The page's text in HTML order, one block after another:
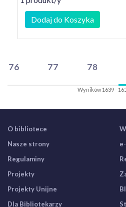
Dodaj do Koszyka
76 77 78
Wyników 1639 -
O bibliotece
Nasze strony
Regulaminy
Projekty
Projekty Unijne
Dla Bibliotekarzy